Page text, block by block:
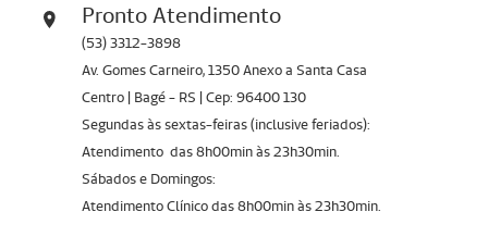
Pronto Atendimento
(53) 3312-3898
Av. Gomes Carneiro, 1350 Anexo a Santa Casa
Centro | Bagé - RS | Cep: 96400 130
Segundas às sextas-feiras (inclusive feriados):
Atendimento das 8h00min às 23h30min.
Sábados e Domingos:
Atendimento Clínico das 8h00min às 23h30min.